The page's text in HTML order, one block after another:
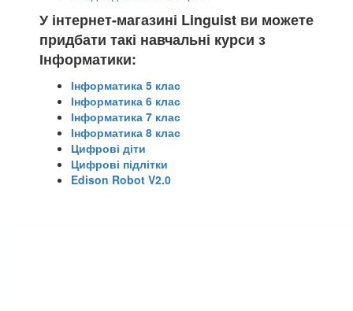
У інтернет-магазині Linguist ви можете
придбати такі навчальні курси з
Інформатики:
Інформатика 5 клас
Інформатика 6 клас
Інформатика 7 клас
Інформатика 8 клас
Цифрові діти
Цифрові підлітки
Edison Robot V2.0